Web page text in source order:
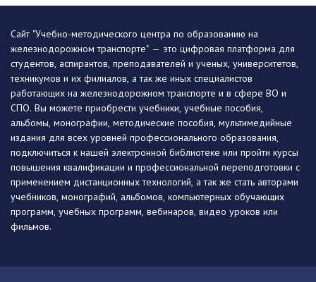
Сайт "Учебно-методического центра по образованию на
железнодорожном транспорте" — это цифровая платформа для
студентов, аспирантов, преподавателей и ученых, университетов,
техникумов и их филиалов, а так же иных специалистов
работающих на железнодорожном транспорте и в сфере ВО и
СПО. Вы можете приобрести учебники, учебные пособия,
альбомы, монографии, методические пособия, мультимедийные
издания для всех уровней профессионального образования,
подключиться к нашей электронной библиотеке или пройти курсы
повышения квалификации и профессиональной переподготовки с
применением дистанционных технологий, а так же стать авторами
учебников, монографий, альбомов, компьютерных обучающих
программ, учебных программ, вебинаров, видео уроков или
фильмов.